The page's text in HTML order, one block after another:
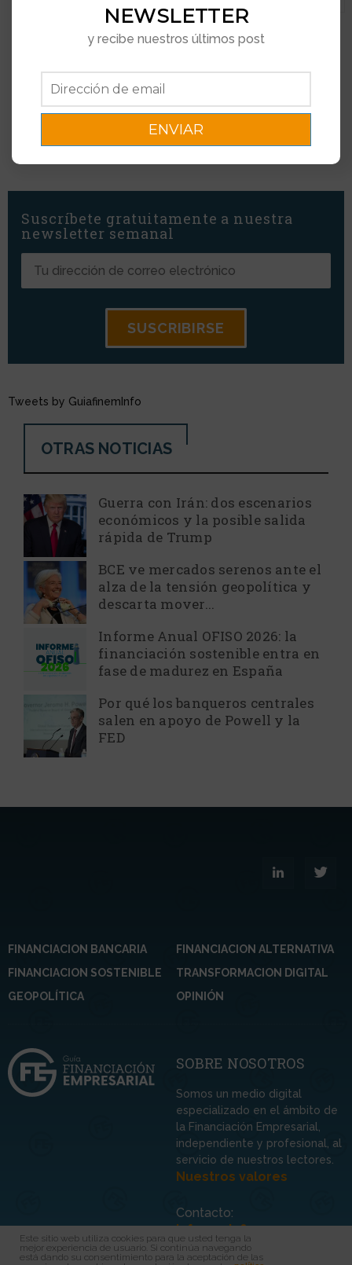
OPINIÓN
Se impone la cooperación
corporativa para el avance
económico y social
Suscríbete gratuitamente a nuestra
newsletter semanal
Tweets by GuiafinemInfo
OTRAS NOTICIAS
Guerra con Irán: dos escenarios
económicos y la posible salida
rápida de Trump
BCE ve mercados serenos ante el
alza de la tensión geopolítica y
descarta mover...
Informe Anual OFISO 2026: la
financiación sostenible entra en
fase de madurez en España
Por qué los banqueros centrales
salen en apoyo de Powell y la
FED
FINANCIACION BANCARIA
FINANCIACION ALTERNATIVA
FINANCIACION SOSTENIBLE
TRANSFORMACION DIGITAL
GEOPOLÍTICA
OPINIÓN
SOBRE NOSOTROS
Somos un medio digital
especializado en el ámbito de
la Financiación Empresarial,
independiente y profesional, al
servicio de nuestros lectores.
Nuestros valores
Contacto:
info@guiafinem.com
Este sitio web utiliza cookies para que usted tenga la
mejor experiencia de usuario. Si continúa navegando
está dando su consentimiento para la aceptación de las
NEWSLETTER
y recibe nuestros últimos post